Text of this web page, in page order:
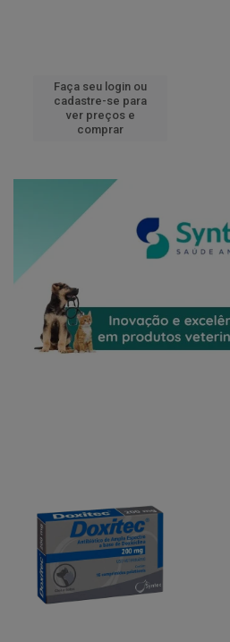
Faça seu login ou
cadastre-se para
ver preços e
comprar